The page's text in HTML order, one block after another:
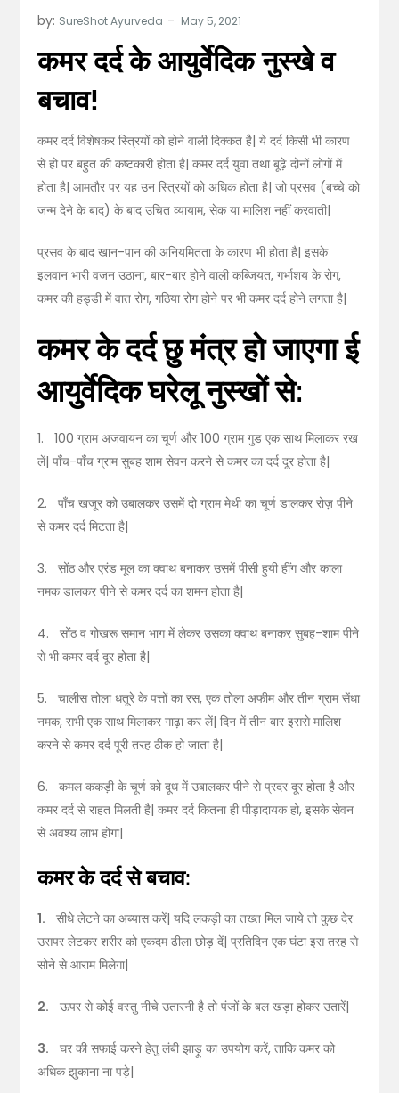
by: SureShot Ayurveda
कमर दर्द के आयुर्वेदिक नुस्खे व
बचाव!
कमर दर्द विशेषकर स्त्रियों को होने वाली दिक्कत है| ये दर्द किसी भी कारण
से हो पर बहुत की कष्टकारी होता है| कमर दर्द युवा तथा बूढ़े दोनों लोगों में
होता है| आमतौर पर यह उन स्त्रियों को अधिक होता है| जो प्रसव (बच्चे को
जन्म देने के बाद) के बाद उचित व्यायाम, सेक या मालिश नहीं करवाती|
प्रसव के बाद खान-पान की अनियमितता के कारण भी होता है| इसके
इलवान भारी वजन उठाना, बार-बार होने वाली कब्जियत, गर्भाशय के रोग,
कमर की हड्डी में वात रोग, गठिया रोग होने पर भी कमर दर्द होने लगता है|
कमर के दर्द छु मंत्र हो जाएगा ई
आयुर्वेदिक घरेलू नुस्खों से:
1. 100 ग्राम अजवायन का चूर्ण और 100 ग्राम गुड एक साथ मिलाकर रख
लें| पाँच-पाँच ग्राम सुबह शाम सेवन करने से कमर का दर्द दूर होता है|
2. पाँच खजूर को उबालकर उसमें दो ग्राम मेथी का चूर्ण डालकर रोज़ पीने
से कमर दर्द मिटता है|
3. सोंठ और एरंड मूल का क्वाथ बनाकर उसमें पीसी हुयी हींग और काला
नमक डालकर पीने से कमर दर्द का शमन होता है|
4. सोंठ व गोखरू समान भाग में लेकर उसका क्वाथ बनाकर सुबह-शाम पीने
से भी कमर दर्द दूर होता है|
5. चालीस तोला धतूरे के पत्तों का रस, एक तोला अफीम और तीन ग्राम सेंधा
नमक, सभी एक साथ मिलाकर गाढ़ा कर लें| दिन में तीन बार इससे मालिश
करने से कमर दर्द पूरी तरह ठीक हो जाता है|
6. कमल ककड़ी के चूर्ण को दूध में उबालकर पीने से प्रदर दूर होता है और
कमर दर्द से राहत मिलती है| कमर दर्द कितना ही पीड़ादायक हो, इसके सेवन
से अवश्य लाभ होगा|
कमर के दर्द से बचाव:
1. सीधे लेटने का अब्यास करें| यदि लकड़ी का तख्त मिल जाये तो कुछ देर
उसपर लेटकर शरीर को एकदम ढीला छोड़ दें| प्रतिदिन एक घंटा इस तरह से
सोने से आराम मिलेगा|
2. ऊपर से कोई वस्तु नीचे उतारनी है तो पंजों के बल खड़ा होकर उतारें|
3. घर की सफाई करने हेतु लंबी झाड़ू का उपयोग करें, ताकि कमर को
अधिक झुकाना ना पड़े|